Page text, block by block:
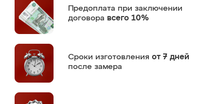
Предоплата при заключении
договора всего 10%
Сроки изготовления от 7 дней
после замера